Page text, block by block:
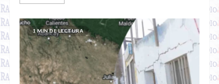
1 MIN DE LECTURA